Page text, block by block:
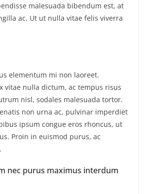
malesuada bibendum est, at
ac. Ut ut nulla vitae felis viverra
elementum mi non laoreet.
vitae nulla dictum, ac tempus risus
nisl, sodales malesuada tortor.
non urna ac, pulvinar imperdiet
ipsum congue eros rhoncus, ut
Proin in euismod purus, ac
nec purus maximus interdum